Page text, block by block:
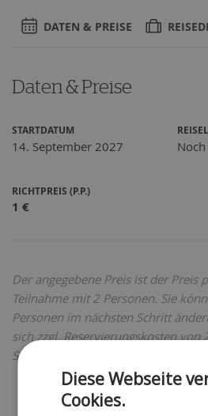
DATEN & PREISE
Daten & Preise
STARTDATUM
14. September 2027
RICHTPREIS (P.P.)
1 €
Der angegebene Preis ist der Preis
Teilnahme mit 2 Personen. Sie
Personen im nächsten Schritt
sich zzgl. Reservierungskosten
SGR-Beitrag von 5 € pro Person.
Diese Webseite
Cookies.